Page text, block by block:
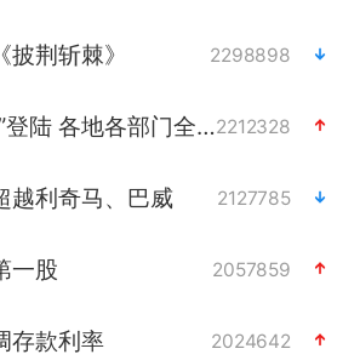
荆斩棘》 2298898
台风“白海豚”登陆 各地各部门全力应对2212328
越利奇马、巴威 2127785
一股 2057859
存款利率 2024642